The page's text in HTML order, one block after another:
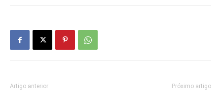
Artigo anterior Próximo artigo